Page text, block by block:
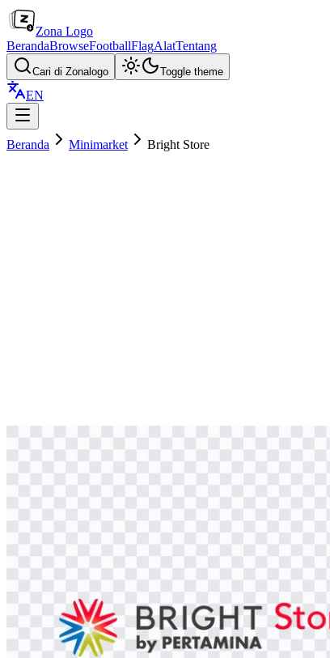
Zona Logo
BerandaBrowseFootballFlagAlatTentang
Cari di Zonalogo Toggle theme
EN
Beranda Minimarket Bright Store